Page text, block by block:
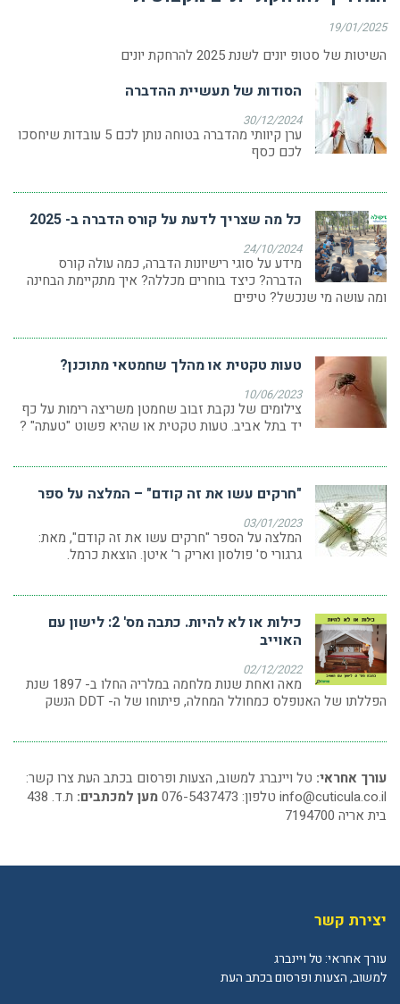
19/01/2025
השיטות של סטופ יונים לשנת 2025 להרחקת יונים
הסודות של תעשיית ההדברה
30/12/2024
ערן קיוותי מהדברה בטוחה נותן לכם 5 עובדות שיחסכו
לכם כסף
כל מה שצריך לדעת על קורס הדברה ב- 2025
24/10/2024
מידע על סוגי רישיונות הדברה, כמה עולה קורס
הדברה? כיצד בוחרים מכללה? איך מתקיימת הבחינה
ומה עושה מי שנכשל? טיפים
טעות טקטית או מהלך שחמטאי מתוכנן?
10/06/2023
צילומים של נקבת זבוב שחמטן משריצה רימות על כף
יד בתל אביב. טעות טקטית או שהיא פשוט "טעתה" ?
"חרקים עשו את זה קודם" – המלצה על ספר
03/01/2023
המלצה על הספר "חרקים עשו את זה קודם", מאת:
גרגורי ס' פולסון ואריק ר' איטן. הוצאת כרמל.
כילות או לא להיות. כתבה מס' 2: לישון עם
האוייב
02/12/2022
מאה ואחת שנות מלחמה במלריה החלו ב- 1897 שנת
הפללתו של האנופלס כמחולל המחלה, פיתוחו של ה- DDT הנשק
עורך אחראי: טל ויינברג למשוב, הצעות ופרסום בכתב העת צרו קשר:
info@cuticula.co.il טלפון: 076-5437473 מען למכתבים:
ת.ד. 438
בית אריה 7194700
יצירת קשר
עורך אחראי: טל ויינברג
למשוב, הצעות ופרסום בכתב העת